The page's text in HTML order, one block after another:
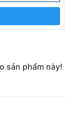
sản phẩm này!